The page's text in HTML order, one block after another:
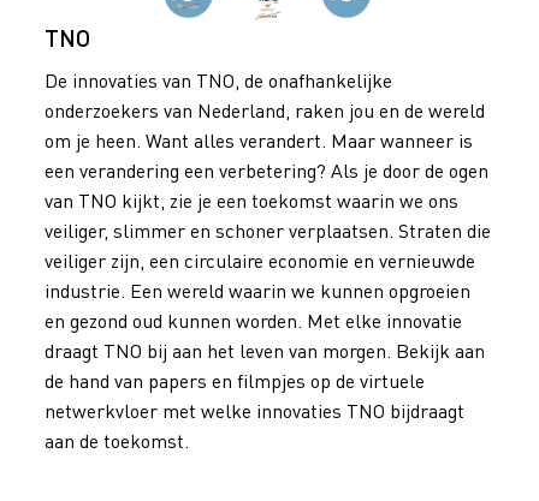
TNO
De innovaties van TNO, de onafhankelijke
onderzoekers van Nederland, raken jou en de wereld
om je heen. Want alles verandert. Maar wanneer is
een verandering een verbetering? Als je door de ogen
van TNO kijkt, zie je een toekomst waarin we ons
veiliger, slimmer en schoner verplaatsen. Straten die
veiliger zijn, een circulaire economie en vernieuwde
industrie. Een wereld waarin we kunnen opgroeien
en gezond oud kunnen worden. Met elke innovatie
draagt TNO bij aan het leven van morgen. Bekijk aan
de hand van papers en filmpjes op de virtuele
netwerkvloer met welke innovaties TNO bijdraagt
aan de toekomst.